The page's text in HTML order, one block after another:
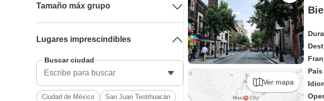
Ver mapa
Tamaño máx grupo
Lugares imprescindibles
Buscar ciudad
Ciudad de México
San Juan Teotihuacán